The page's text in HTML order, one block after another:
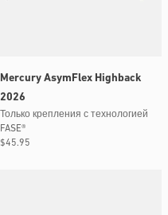
Mercury AsymFlex Highback
2026
Только крепления с технологией
FASE®
Обычная
$45.95